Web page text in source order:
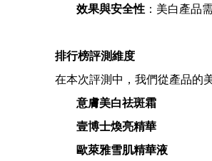
效果與安全性 ：美白產品
排行榜評測維度
在本次評測中，我們從產品的
意膚美白祛斑霜
壹博士煥亮精華
歐萊雅雪肌精華液